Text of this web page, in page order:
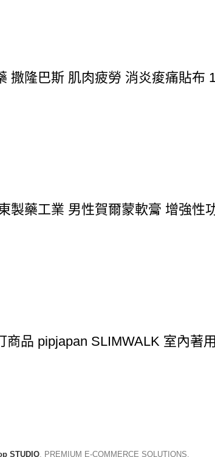
撒隆巴斯 肌肉疲勞 消炎痠痛貼布
製藥工業 男性賀爾蒙軟膏 增強
商品 pipjapan SLIMWALK 室內
STUDIO. PREMIUM E-COMMERCE SOLUTIONS.